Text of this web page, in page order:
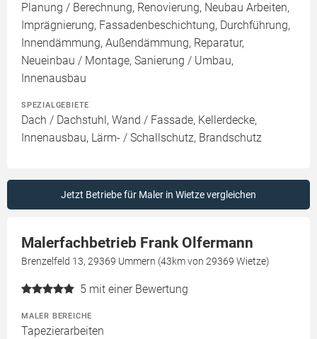
Planung / Berechnung, Renovierung, Neubau Arbeiten,
Imprägnierung, Fassadenbeschichtung, Durchführung,
Innendämmung, Außendämmung, Reparatur,
Neueinbau / Montage, Sanierung / Umbau,
Innenausbau
SPEZIALGEBIETE
Dach / Dachstuhl, Wand / Fassade, Kellerdecke,
Innenausbau, Lärm- / Schallschutz, Brandschutz
Jetzt Betriebe für Maler in Wietze vergleichen
Malerfachbetrieb Frank Olfermann
Brenzelfeld 13, 29369 Ummern (43km von 29369 Wietze)
5 mit einer Bewertung
MALER BEREICHE
Tapezierarbeiten